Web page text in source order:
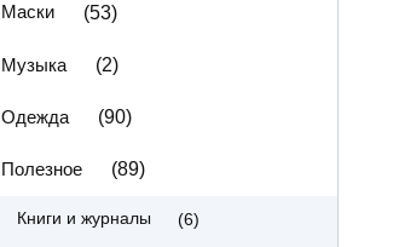
Маски (53)
Музыка (2)
Одежда (90)
Полезное (89)
Книги и журналы (6)